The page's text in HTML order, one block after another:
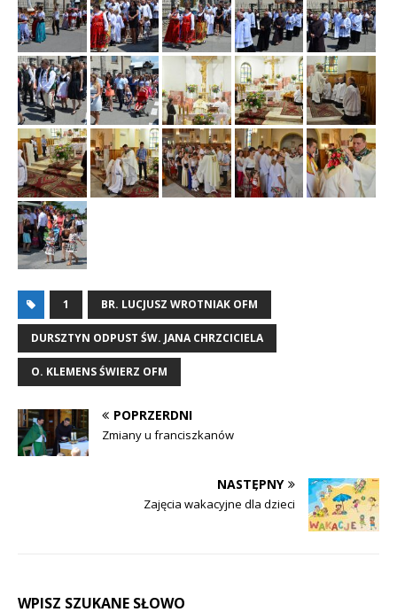
1 BR. LUCJUSZ WROTNIAK OFM
DURSZTYN ODPUST ŚW. JANA CHRZCICIELA
O. KLEMENS ŚWIERZ OFM
POPRZERDNI
Zmiany u franciszkanów
NASTĘPNY
Zajęcia wakacyjne dla dzieci
WPISZ SZUKANE SŁOWO